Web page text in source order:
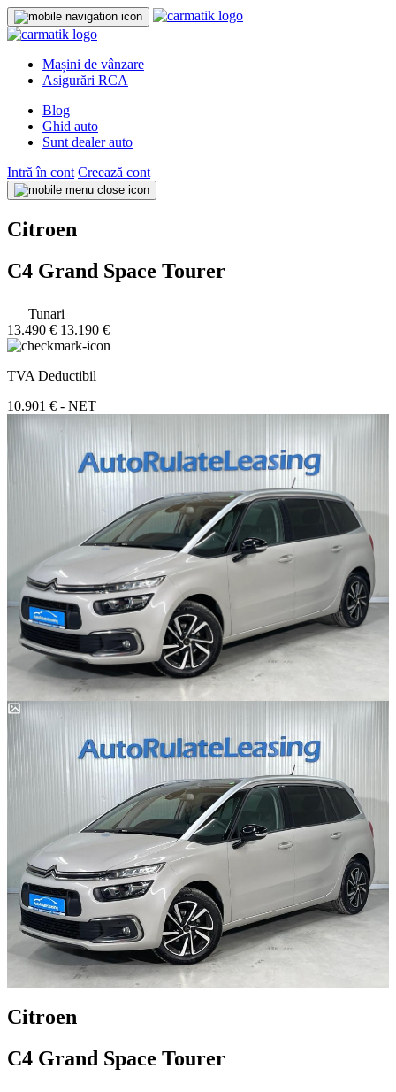
Mașini de vânzare
Asigurări RCA
Blog
Ghid auto
Sunt dealer auto
Intră în cont Creează cont
Citroen
C4 Grand Space Tourer
Tunari
13.490 € 13.190 €
TVA Deductibil
10.901 € - NET
Citroen
C4 Grand Space Tourer